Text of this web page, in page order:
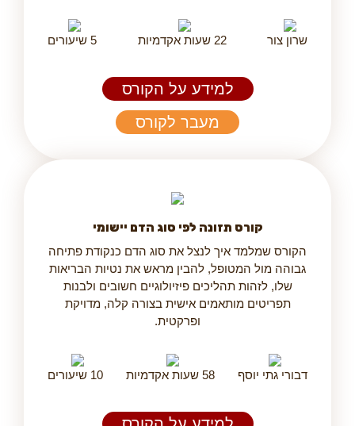
שרון צור 22 שעות אקדמיות 5 שיעורים
למידע על הקורס
מעבר לקורס
קורס תזונה לפי סוג הדם יישומי
הקורס שמלמד איך לנצל את סוג הדם כנקודת פתיחה
גבוהה מול המטופל, להבין מראש את נטיות הבריאות
שלו, לזהות תהליכים פיזיולוגיים חשובים ולבנות
תפריטים מותאמים אישית בצורה קלה, מדויקת
ופרקטית.
דבורי גתי יוסף 58 שעות אקדמיות 10 שיעורים